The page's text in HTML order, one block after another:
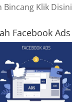
Bincang Klik Disini
Facebook Ads